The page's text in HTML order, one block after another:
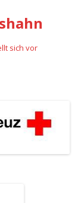
sich vor